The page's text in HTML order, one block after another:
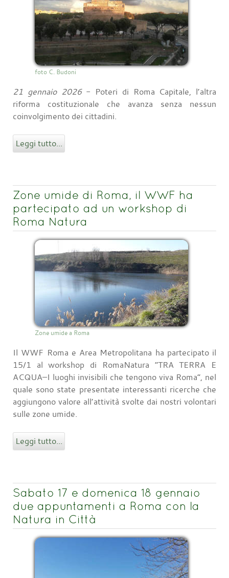
foto C. Budoni
21 gennaio 2026- Poteri di Roma Capitale, l’altra
riforma costituzionale che avanza senza nessun
coinvolgimento dei cittadini.
Leggi tutto...
Zone umide di Roma, il WWF ha
partecipato ad un workshop di
Roma Natura
Zone umide a Roma
Il WWF Roma e Area Metropolitana ha partecipato il
15/1 al workshop di RomaNatura “TRA TERRA E
ACQUA–I luoghi invisibili che tengono viva Roma”, nel
quale sono state presentate interessanti ricerche che
aggiungono valore all’attività svolte dai nostri volontari
sulle zone umide.
Leggi tutto...
Sabato 17 e domenica 18 gennaio
due appuntamenti a Roma con la
Natura in Città